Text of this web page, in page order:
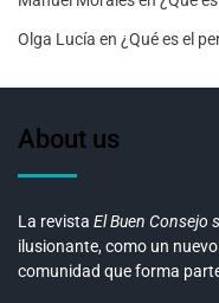
Olga Lucía en ¿Qué es el
About us
La revista El Buen Consejo
ilusionante, como un
comunidad que forma